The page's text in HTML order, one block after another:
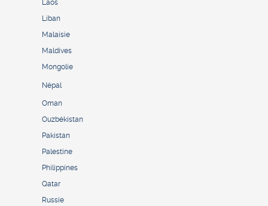
Laos
Liban
Malaisie
Maldives
Mongolie
Népal
Oman
Ouzbékistan
Pakistan
Palestine
Philippines
Qatar
Russie